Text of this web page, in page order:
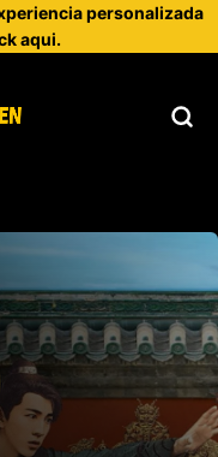
personalizada
aqui.